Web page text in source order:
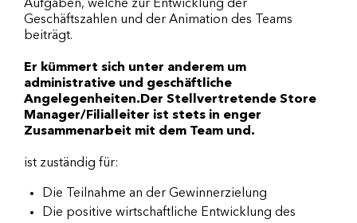
Aufgaben, welche zur Entwicklung der
Geschäftszahlen und der Animation des Teams
beiträgt.
Er kümmert sich unter anderem um
administrative und geschäftliche
Angelegenheiten.Der Stellvertretende Store
Manager/Filialleiter ist stets in enger
Zusammenarbeit mit dem Team und.
ist zuständig für:
Die Teilnahme an der Gewinnerzielung
Die positive wirtschaftliche Entwicklung des